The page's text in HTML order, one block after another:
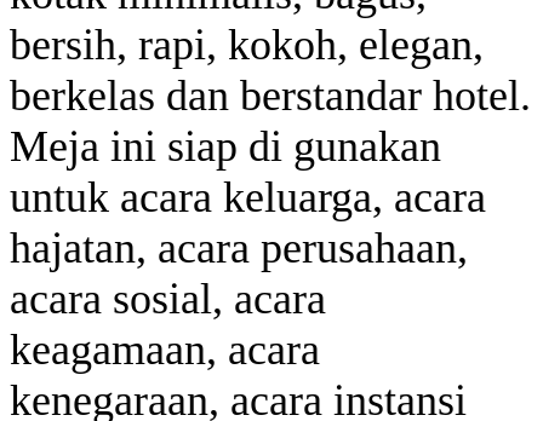
bersih, rapi, kokoh, elegan,
berkelas dan berstandar hotel.
Meja ini siap di gunakan
untuk acara keluarga, acara
hajatan, acara perusahaan,
acara sosial, acara
keagamaan, acara
kenegaraan, acara instansi